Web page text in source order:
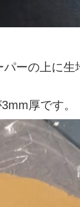
ーの上に
厚です。